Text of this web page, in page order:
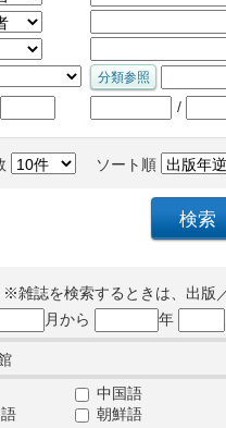
/
ソート順
※雑誌を検索するときは、出版
月から 年
中国語
朝鮮語